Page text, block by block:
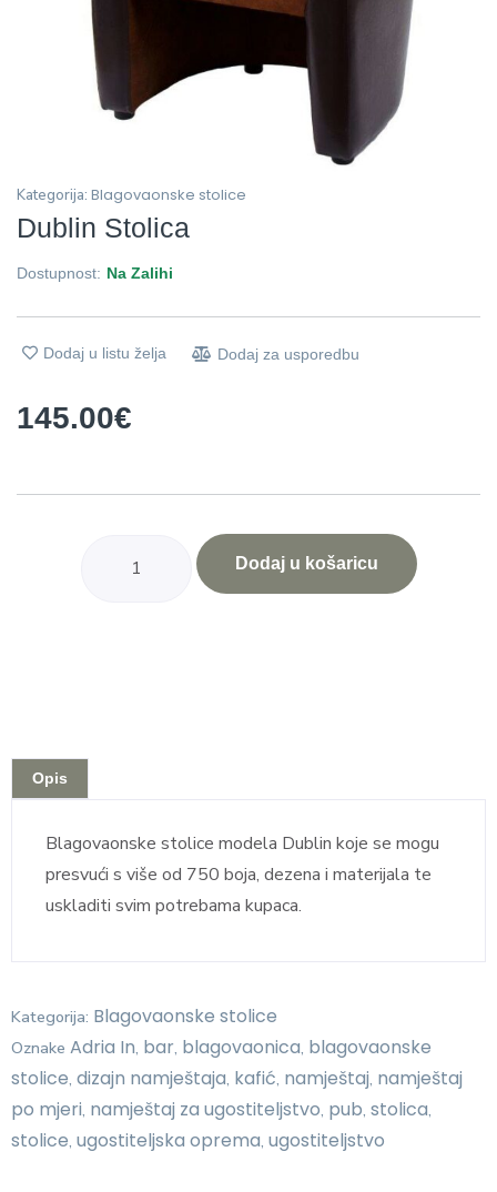
Kategorija: Blagovaonske stolice
Dublin Stolica
Dostupnost: Na Zalihi
Dodaj u listu želja Dodaj za usporedbu
145.00€
Dodaj u košaricu
Opis
Blagovaonske stolice modela Dublin koje se mogu
presvući s više od 750 boja, dezena i materijala te
uskladiti svim potrebama kupaca.
Kategorija: Blagovaonske stolice
Oznake Adria In, bar, blagovaonica, blagovaonske
stolice, dizajn namještaja, kafić, namještaj, namještaj
po mjeri, namještaj za ugostiteljstvo, pub, stolica,
stolice, ugostiteljska oprema, ugostiteljstvo